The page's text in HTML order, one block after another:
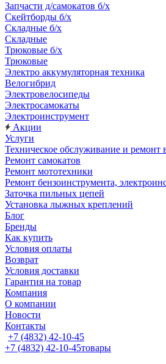
Запчасти д/самокатов б/х
Скейтборды б/х
Складные б/х
Складные
Трюковые б/х
Трюковые
Электро аккумуляторная техника
Велогибрид
Электровелосипеды
Электросамокаты
Электроинструмент
Акции
Услуги
Техническое обслуживание и ремонт
Ремонт самокатов
Ремонт мототехники
Ремонт бензоинструмента,
Заточка пильных цепей
Установка лыжных креплений
Блог
Бренды
Как купить
Условия оплаты
Возврат
Условия доставки
Гарантия на товар
Компания
О компании
Новости
Контакты
+7 (4832) 42-10-45
+7 (4832) 42-10-45товары